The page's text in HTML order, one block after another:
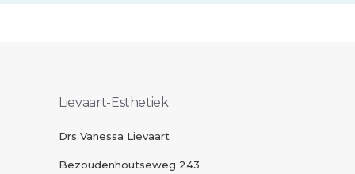
Lievaart-Esthetiek
Drs Vanessa Lievaart
Bezoudenhoutseweg 243